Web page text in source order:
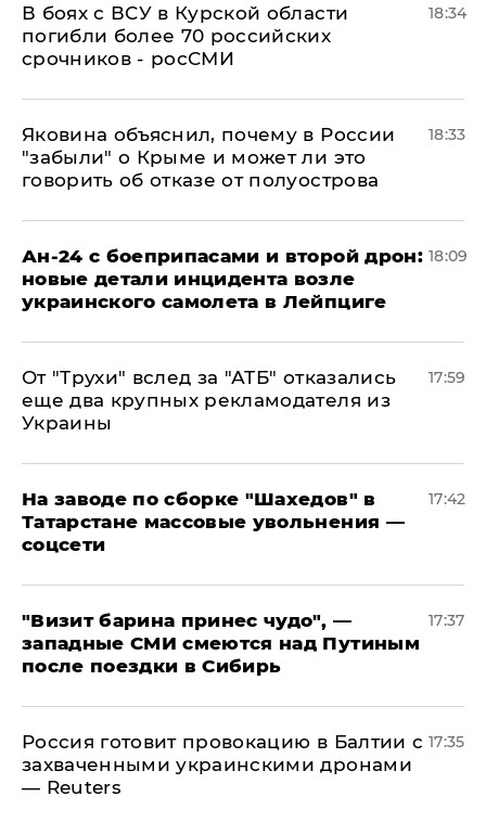
В боях с ВСУ в Курской области
погибли более 70 российских
срочников - росСМИ
18:34
Яковина объяснил, почему в России
"забыли" о Крыме и может ли это
говорить об отказе от полуострова
18:33
Ан-24 с боеприпасами и второй дрон:
новые детали инцидента возле
украинского самолета в Лейпциге
18:09
От "Трухи" вслед за "АТБ" отказались
еще два крупных рекламодателя из
Украины
17:59
На заводе по сборке "Шахедов" в
Татарстане массовые увольнения —
соцсети
17:42
"Визит барина принес чудо", —
западные СМИ смеются над Путиным
после поездки в Сибирь
17:37
​Россия готовит провокацию в Балтии с
захваченными украинскими дронами
— Reuters
17:35